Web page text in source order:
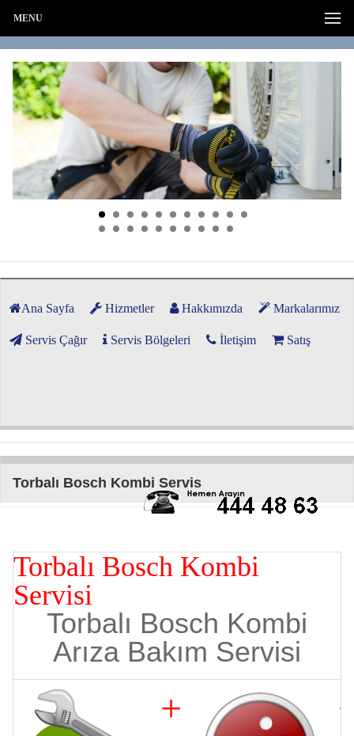
MENU
Ana Sayfa Hizmetler Hakkımızda Markalarımız
Servis Çağır Servis Bölgeleri İletişim Satış
Torbalı Bosch Kombi Servis
Torbalı Bosch Kombi
Servisi
Torbalı Bosch Kombi
Arıza Bakım Servisi
+